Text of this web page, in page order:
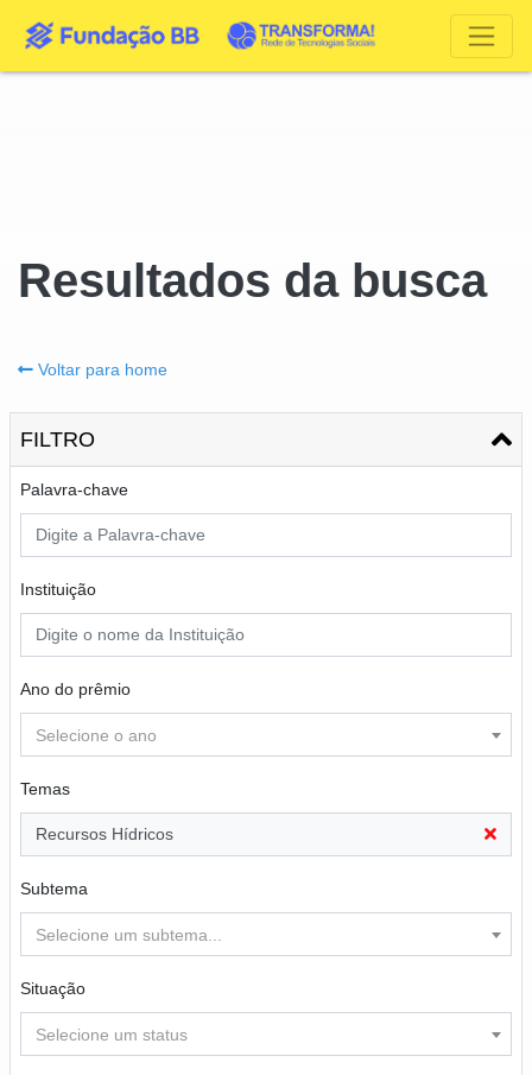
Resultados da busca
Voltar para home
FILTRO
Palavra-chave
Instituição
Ano do prêmio
Selecione o ano
Temas
Recursos Hídricos
Subtema
Selecione um subtema...
Situação
Selecione um status